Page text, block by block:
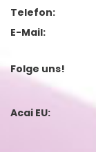
Telefon:
E-Mail:
Folge uns!
Acai EU: